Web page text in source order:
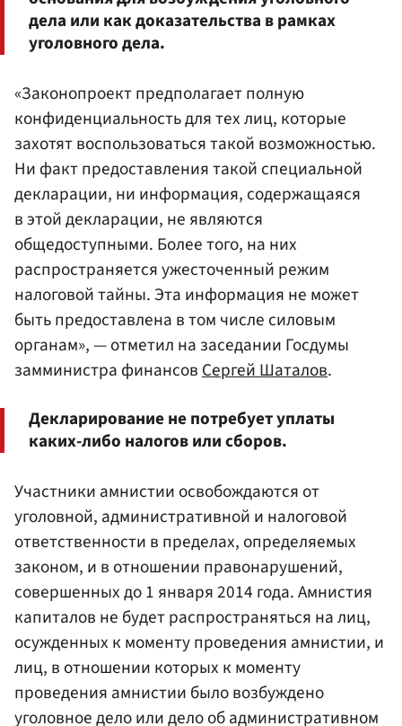
дела или как доказательства в рамках
уголовного дела.
«Законопроект предполагает полную
конфиденциальность для тех лиц, которые
захотят воспользоваться такой возможностью.
Ни факт предоставления такой специальной
декларации, ни информация, содержащаяся
в этой декларации, не являются
общедоступными. Более того, на них
распространяется ужесточенный режим
налоговой тайны. Эта информация не может
быть предоставлена в том числе силовым
органам», — отметил на заседании Госдумы
замминистра финансовСергей Шаталов.
Декларирование не потребует уплаты
каких-либо налогов или сборов.
Участники амнистии освобождаются от
уголовной, административной и налоговой
ответственности в пределах, определяемых
законом, и в отношении правонарушений,
совершенных до 1 января 2014 года. Амнистия
капиталов не будет распространяться на лиц,
осужденных к моменту проведения амнистии, и
лиц, в отношении которых к моменту
проведения амнистии было возбуждено
уголовное дело или дело об административном